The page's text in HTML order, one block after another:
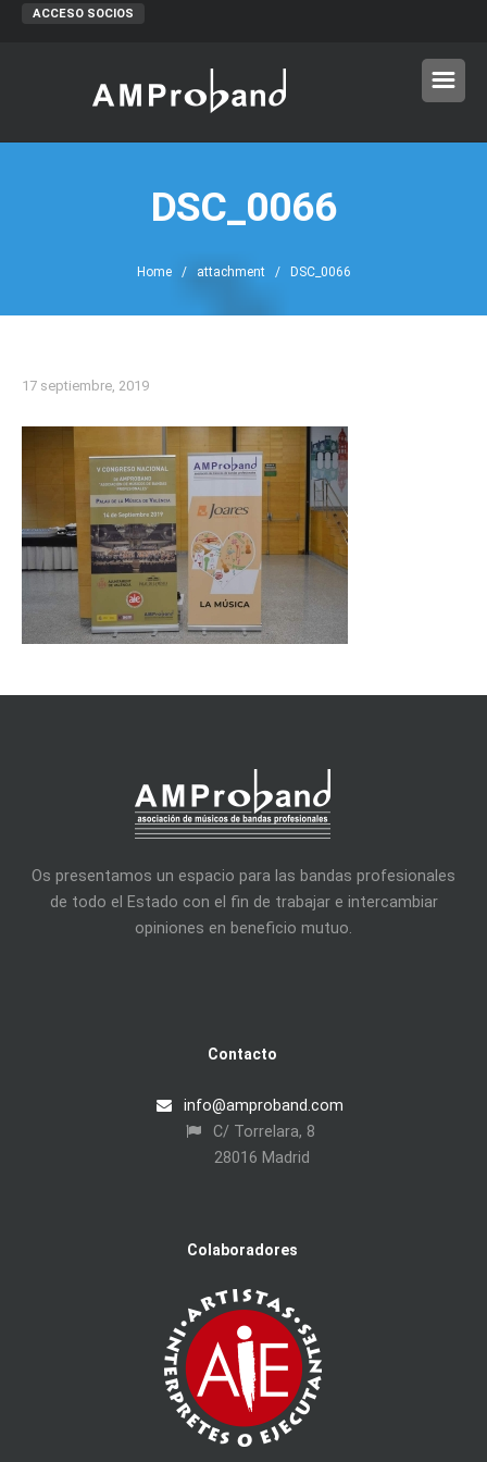
ACCESO SOCIOS
DSC_0066
Home/ attachment / DSC_0066
17 septiembre, 2019
Os presentamos un espacio para las bandas profesionales
de todo el Estado con el fin de trabajar e intercambiar
opiniones en beneficio mutuo.
Contacto
info@amproband.com
C/ Torrelara, 8
28016 Madrid
Colaboradores